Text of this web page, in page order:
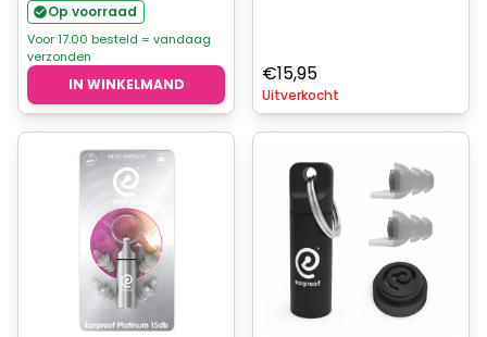
Op voorraad
Voor 17.00 besteld = vandaag
verzonden
IN WINKELMAND €15,95
Uitverkocht